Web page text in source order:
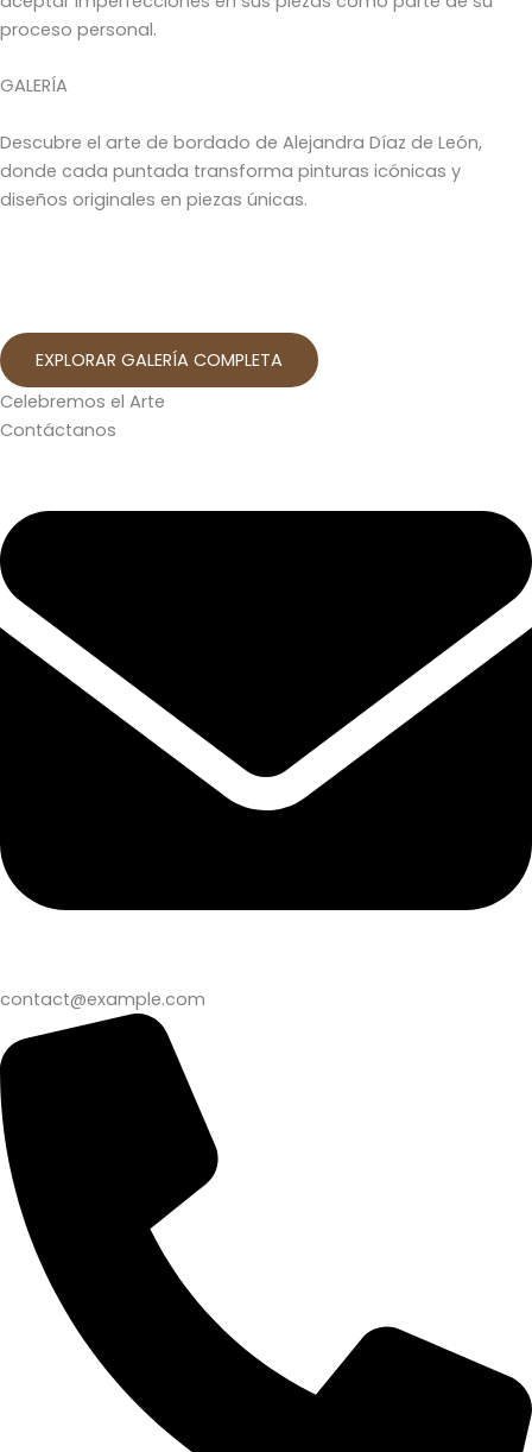
proceso personal.
GALERÍA
Descubre el arte de bordado de Alejandra Díaz de León,
donde cada puntada transforma pinturas icónicas y
diseños originales en piezas únicas.
EXPLORAR GALERÍA COMPLETA
Celebremos el Arte
Contáctanos
contact@example.com